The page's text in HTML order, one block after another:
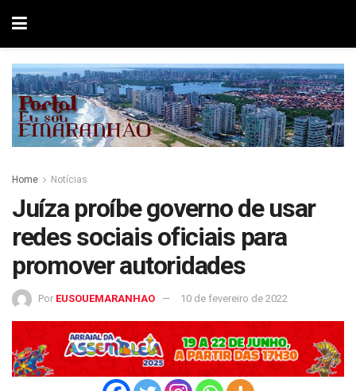
Home Notícias
Juíza proíbe governo de usar
redes sociais oficiais para
promover autoridades
Por EUSOUEMARANHAO 10 de fevereiro de 2022